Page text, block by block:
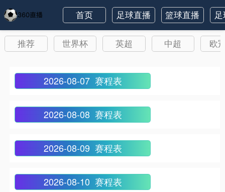
首页 足球直播 篮球直播
推荐 世界杯 英超 中超 欧
2026-08-07 赛程表
2026-08-08 赛程表
2026-08-09 赛程表
2026-08-10 赛程表